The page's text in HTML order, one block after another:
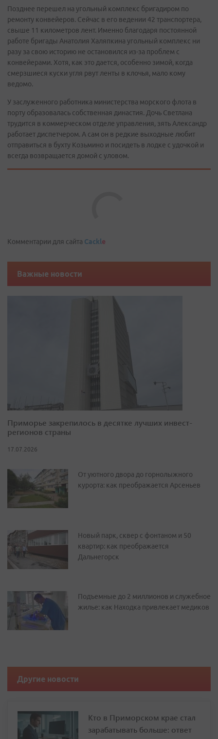
Позднее перешел на угольный комплекс бригадиром по
ремонту конвейеров. Сейчас в его ведении 42 транспортера,
свыше 11 километров лент. Именно благодаря постоянной
работе бригады Анатолия Халяпкина угольный комплекс ни
разу за свою историю не остановился из-за проблем с
конвейерами. Хотя, как это дается, особенно зимой, когда
смерзшиеся куски угля рвут ленты в клочья, мало кому
ведомо.
У заслуженного работника министерства морского флота в
порту образовалась собственная династия. Дочь Светлана
трудится в коммерческом отделе управления, зять Александр
работает диспетчером. А сам он в редкие выходные любит
отправиться в бухту Козьмино и посидеть в лодке с удочкой и
всегда возвращается домой с уловом.
Комментарии для сайта Cackle
Важные новости
Приморье закрепилось в десятке лучших инвест-
регионов страны
17.07.2026
От уютного двора до горнолыжного
курорта: как преображается Арсеньев
Новый парк, сквер с фонтаном и 50
квартир: как преображается
Дальнегорск
Подъемные до 2 миллионов и служебное
жилье: как Находка привлекает медиков
Другие новости
Кто в Приморском крае стал
зарабатывать больше: ответ